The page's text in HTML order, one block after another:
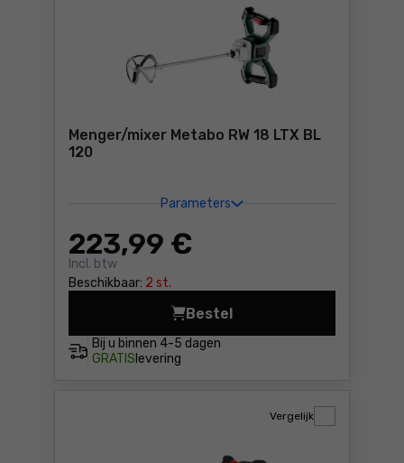
Menger/mixer Metabo RW 18 LTX BL
120
Parameters
223,99 €
Incl. btw
Beschikbaar: 2 st.
Bij u binnen 4-5 dagen
GRATIS levering
Bestel
Menger/mixer Metabo RW
Vergelijk